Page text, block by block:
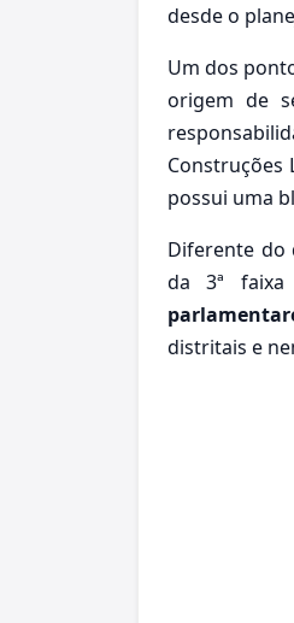
desde o
Um dos
origem de
Construções
possui uma
Diferente do
da 3ª faixa
distritais e